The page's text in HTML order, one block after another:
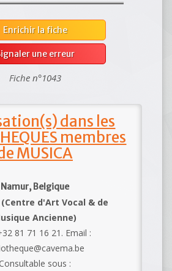
Enrichir la fiche
une erreur
Fiche n°1043
dans les
membres
MUSICA
Namur, Belgique
(Centre d'Art Vocal & de
Ancienne)
81 71 16 21. Email :
sous :